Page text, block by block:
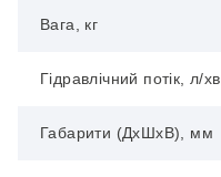
Вага, кг
Гідравлічний потік, л/хв
Габарити (ДхШхВ), мм